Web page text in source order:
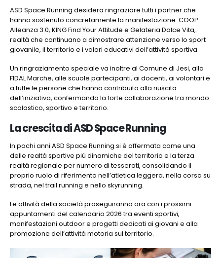
ASD Space Running desidera ringraziare tutti i partner che
hanno sostenuto concretamente la manifestazione: COOP
Alleanza 3.0, KING Find Your Attitude e Gelateria Dolce Vita,
realtà che continuano a dimostrare attenzione verso lo sport
giovanile, il territorio e i valori educativi dell’attività sportiva.
Un ringraziamento speciale va inoltre al Comune di Jesi, alla
FIDAL Marche, alle scuole partecipanti, ai docenti, ai volontari e
a tutte le persone che hanno contribuito alla riuscita
dell’iniziativa, confermando la forte collaborazione tra mondo
scolastico, sportivo e territorio.
La crescita di ASD Space Running
In pochi anni ASD Space Running si è affermata come una
delle realtà sportive più dinamiche del territorio e la terza
realtà regionale per numero di tesserati, consolidando il
proprio ruolo di riferimento nell’atletica leggera, nella corsa su
strada, nel trail running e nello skyrunning.
Le attività della società proseguiranno ora con i prossimi
appuntamenti del calendario 2026 tra eventi sportivi,
manifestazioni outdoor e progetti dedicati ai giovani e alla
promozione dell’attività motoria sul territorio.